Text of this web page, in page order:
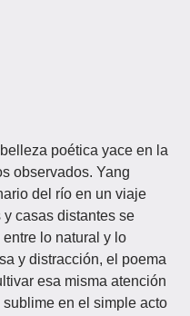
poética yace en la
observados. Yang
del río en un viaje
casas distantes se
lo natural y lo
y distracción, el poema
esa misma atención
en el simple acto